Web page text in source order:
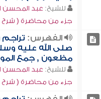
للشيخ: عبد المحسن
جزء من محاضرة ( شرح
الفهرس:
صلى الله عليه
مظعون , جمع
للشيخ: عبد المحسن
جزء من محاضرة ( شرح